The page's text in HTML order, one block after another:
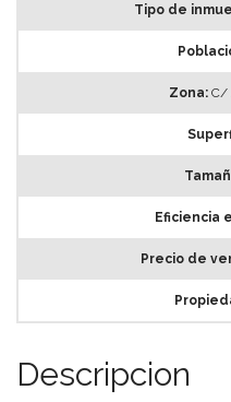
Tipo de
Zona: C/
Eficiencia
Precio de
Descripcion